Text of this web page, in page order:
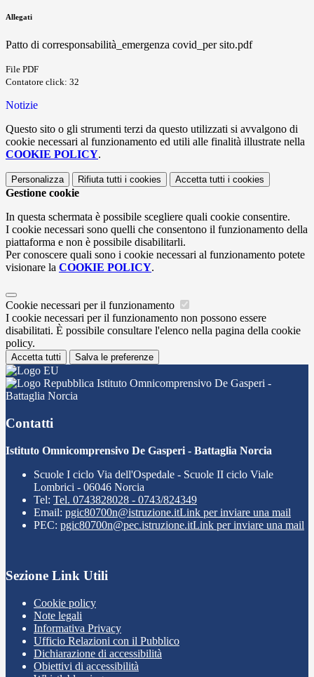
Allegati
Patto di corresponsabilità_emergenza covid_per sito.pdf
File PDF
Contatore click: 32
Notizie
Questo sito o gli strumenti terzi da questo utilizzati si avvalgono di
cookie necessari al funzionamento ed utili alle finalità illustrate nella
COOKIE POLICY.
Personalizza Rifiuta tutti i cookies Accetta tutti i cookies
Gestione cookie
In questa schermata è possibile scegliere quali cookie consentire.
I cookie necessari sono quelli che consentono il funzionamento della
piattaforma e non è possibile disabilitarli.
Per conoscere quali sono i cookie necessari al funzionamento potete
visionare la COOKIE POLICY.
Cookie necessari per il funzionamento
I cookie necessari per il funzionamento non possono essere
disabilitati. È possibile consultare l'elenco nella pagina della cookie
policy.
Accetta tutti Salva le preferenze
Istituto Omnicomprensivo De Gasperi -
Battaglia Norcia
Contatti
Istituto Omnicomprensivo De Gasperi - Battaglia Norcia
Scuole I ciclo Via dell'Ospedale - Scuole II ciclo Viale
Lombrici - 06046 Norcia
Tel: Tel. 0743828028 - 0743/824349
Email: pgic80700n@istruzione.itLink per inviare una mail
PEC: pgic80700n@pec.istruzione.itLink per inviare una mail
Sezione Link Utili
Cookie policy
Note legali
Informativa Privacy
Ufficio Relazioni con il Pubblico
Dichiarazione di accessibilità
Obiettivi di accessibilità